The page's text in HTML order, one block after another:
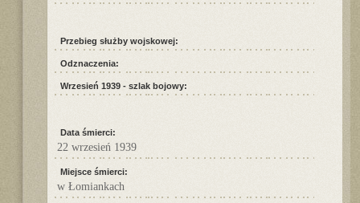
Przebieg służby wojskowej:
Odznaczenia:
Wrzesień 1939 - szlak bojowy:
Data śmierci:
22 wrzesień 1939
Miejsce śmierci:
w Łomiankach